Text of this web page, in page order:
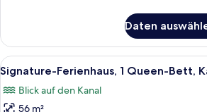
Pet
Friendly)
anzeigen
King
Suite(Family
Friendly,
Not
Pet
Friendly)
Daten
Alle
Fotos
für
Ein
5
Signature-Ferienhaus, 1 Queen-Bett,
Blick auf den Kanal
56 m²